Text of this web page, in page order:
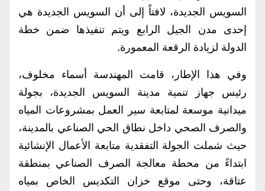
السويس الجديدة، لافتاً إلى أن السويس الجديدة هي
إحدى مدن الجيل الرابع ويتم تنفيذها ضمن خطة
الدولة لزيادة الرقعة المعمورة.
وفي هذا الإطار، قامت المهندسة أسماء مخلوف،
رئيس جهاز تنمية مدينة السويس الجديدة، بجولة
ميدانية موسعة لمتابعة سير العمل بمشروعات المياه
والصرف الصحي داخل نطاق الحي الصناعي بالمدينة،
حيث شملت الجولة التفقدية متابعة الأعمال الإنشائية
ابتداءً من محطة معالجة الصرف الصناعي بمنطقة
عتاقة، وحتى موقع خزان التكديس الخاص بمياه